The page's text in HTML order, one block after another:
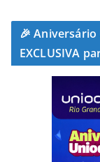
🎉
EXCLUSIVA